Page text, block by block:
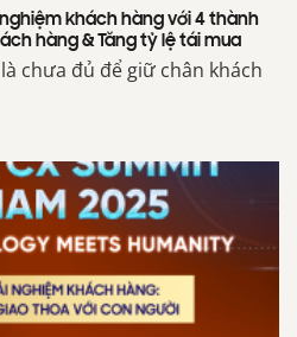
khách hàng với 4 thành
hàng & Tăng tỷ lệ tái mua
chưa đủ để giữ chân khách